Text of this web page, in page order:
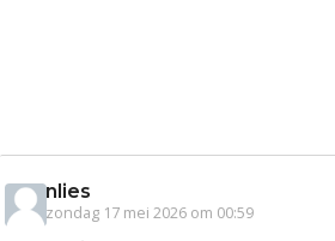
nlies
zondag 17 mei 2026 om 00:59